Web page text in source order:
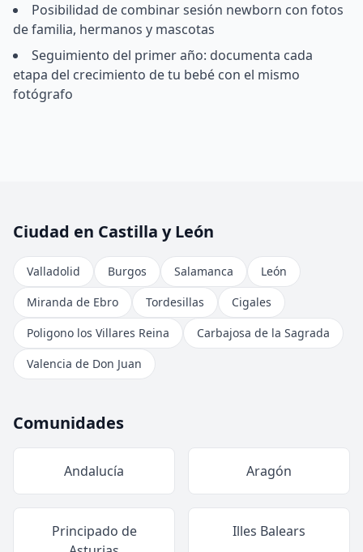
Posibilidad de combinar sesión newborn con fotos
de familia, hermanos y mascotas
Seguimiento del primer año: documenta cada
etapa del crecimiento de tu bebé con el mismo
fotógrafo
Ciudad en Castilla y León
Valladolid Burgos Salamanca
León
Miranda de Ebro
Tordesillas
Cigales
Poligono los Villares Reina
Carbajosa de la Sagrada
Valencia de Don Juan
Comunidades
Andalucía Aragón
Principado de
Illes Balears